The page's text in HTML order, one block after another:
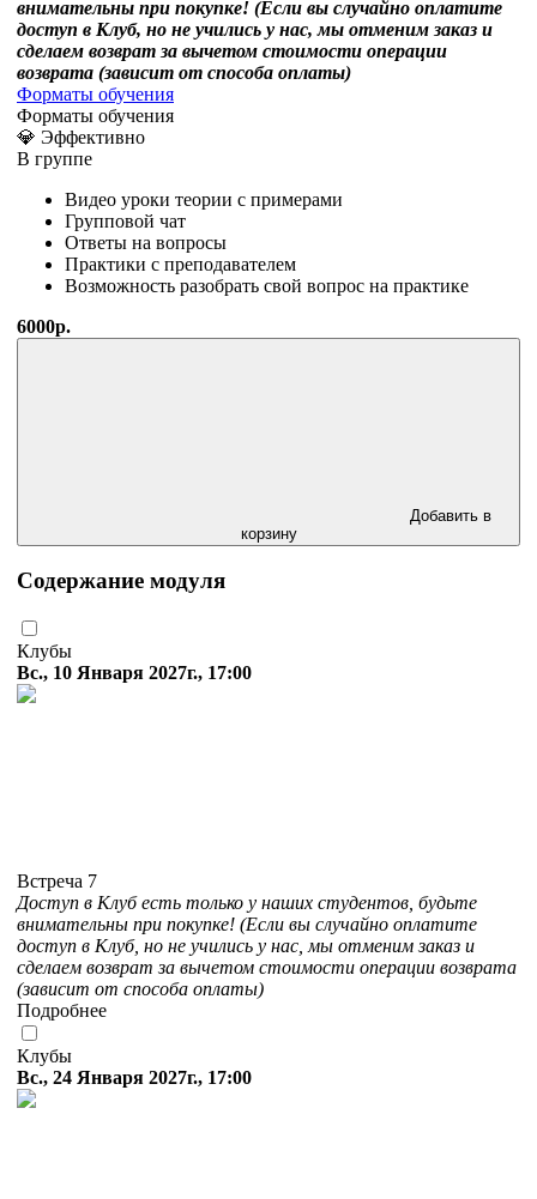
внимательны при покупке! (Если вы случайно оплатите
доступ в Клуб, но не учились у нас, мы отменим заказ и
сделаем возврат за вычетом стоимости операции
возврата (зависит от способа оплаты)
Форматы обучения
Форматы обучения
💎 Эффективно
В группе
Видео уроки теории с примерами
Групповой чат
Ответы на вопросы
Практики с преподавателем
Возможность разобрать свой вопрос на практике
6000р.
Добавить в
корзину
Содержание модуля
Клубы
Вс., 10 Января 2027г., 17:00
Встреча 7
Доступ в Клуб есть только у наших студентов, будьте
внимательны при покупке! (Если вы случайно оплатите
доступ в Клуб, но не учились у нас, мы отменим заказ и
сделаем возврат за вычетом стоимости операции возврата
(зависит от способа оплаты)
Подробнее
Клубы
Вс., 24 Января 2027г., 17:00